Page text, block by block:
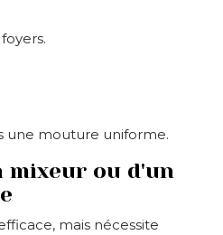
une mouture uniforme.
ou d'un
mais nécessite